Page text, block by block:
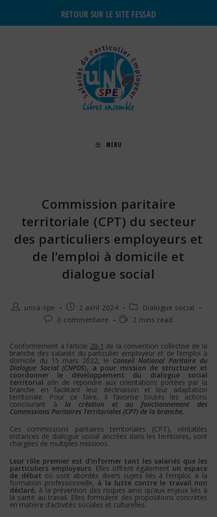
RETOUR SUR LE SITE FESSAD
MENU
Commission paritaire
territoriale (CPT) du secteur
des particuliers employeurs et
de l’emploi à domicile et
dialogue social
unsa-spe 2 avril 2024
Dialogue social
0 commentaire
2 mins read
Conformément à l’article 20-1 de la convention collective de la
branche des salariés du particulier employeur et de l’emploi à
domicile du 15 mars 2022, le Conseil National Paritaire du
Dialogue Social (CNPDS), a pour mission de structurer et
coordonner le développement du dialogue social
territorial afin de répondre aux orientations portées par la
branche en facilitant leur déclinaison et leur adaptation
territoriale. Pour ce faire, il favorise toutes les actions
concourant à la création et au fonctionnement des
Commissions Paritaires Territoriales (CPT) de la branche.
Ces commissions paritaires territoriales (CPT), véritables
instances de dialogue social ancrées dans les territoires, sont
chargées de multiples missions.
Leur rôle premier est d’informer tant les salariés que les
particuliers employeurs. Elles offrent également un espace
de débat où sont abordés divers sujets liés à l’emploi, à la
formation professionnelle, à la lutte contre le travail non
déclaré, à la prévention des risques ainsi qu’aux enjeux liés à
la santé au travail. Elles formulent des propositions concrètes
en matière d’activités sociales et culturelles.